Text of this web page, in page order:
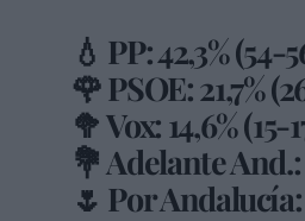
💧 PP: 42,3% (54-
🌹 PSOE: 21,7%
🥦 Vox: 14,6% (15-
💐 Adelante And.:
🌷 Por Andalucía: